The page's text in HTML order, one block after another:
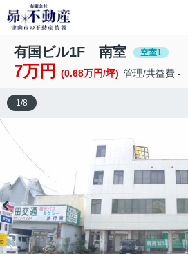
有国ビル1F 南室 空室1
7万円 (0.68万円/坪) 管理/共益費 -
1/8